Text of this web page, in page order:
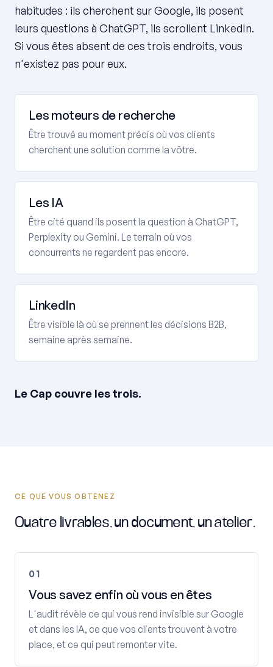
habitudes : ils cherchent sur Google, ils posent
leurs questions à ChatGPT, ils scrollent LinkedIn.
Si vous êtes absent de ces trois endroits, vous
n'existez pas pour eux.
Les moteurs de recherche
Être trouvé au moment précis où vos clients
cherchent une solution comme la vôtre.
Les IA
Être cité quand ils posent la question à ChatGPT,
Perplexity ou Gemini. Le terrain où vos
concurrents ne regardent pas encore.
LinkedIn
Être visible là où se prennent les décisions B2B,
semaine après semaine.
Le Cap couvre les trois.
CE QUE VOUS OBTENEZ
Quatre livrables, un document, un atelier.
01
Vous savez enfin où vous en êtes
L'audit révèle ce qui vous rend invisible sur Google
et dans les IA, ce que vos clients trouvent à votre
place, et ce qui peut remonter vite.